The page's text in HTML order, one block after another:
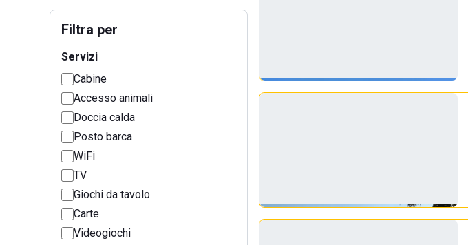
Filtra per
Servizi
Cabine
Accesso animali
Doccia calda
Posto barca
WiFi
TV
Giochi da tavolo
Carte
Videogiochi